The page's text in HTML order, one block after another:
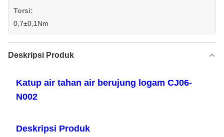
Torsi:
0,7±0,1Nm
Deskripsi Produk
Katup air tahan air berujung logam CJ06-
N002
Deskripsi Produk